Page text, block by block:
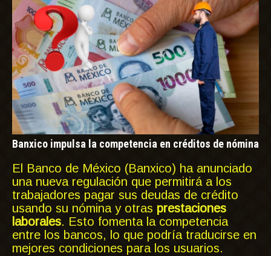
Banxico impulsa la competencia en créditos de nómina
El Banco de México (Banxico) ha anunciado
una nueva regulación que permitirá a los
trabajadores pagar sus deudas de crédito
usando su nómina y otras prestaciones
laborales. Esto fomenta la competencia
entre los bancos, lo que podría traducirse en
mejores condiciones para los usuarios.